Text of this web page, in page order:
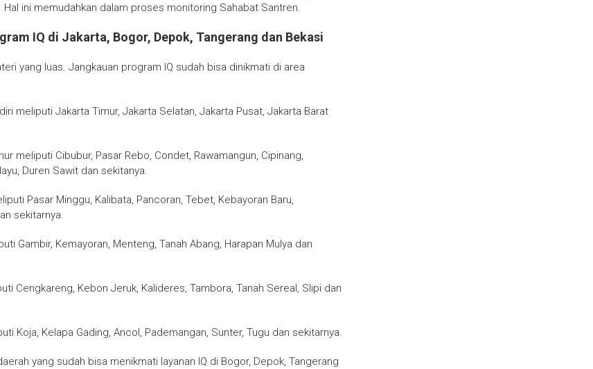
Hal ini memudahkan dalam proses monitoring Sahabat Santren.
IQ di Jakarta, Bogor, Depok, Tangerang dan Bekasi
yang luas. Jangkauan program IQ sudah bisa dinikmati di area
meliputi Jakarta Timur, Jakarta Selatan, Jakarta Pusat, Jakarta Barat
meliputi Cibubur, Pasar Rebo, Condet, Rawamangun, Cipinang,
Duren Sawit dan sekitanya.
Pasar Minggu, Kalibata, Pancoran, Tebet, Kebayoran Baru,
sekitarnya.
Gambir, Kemayoran, Menteng, Tanah Abang, Harapan Mulya dan
Cengkareng, Kebon Jeruk, Kalideres, Tambora, Tanah Sereal, Slipi dan
Koja, Kelapa Gading, Ancol, Pademangan, Sunter, Tugu dan sekitarnya.
yang sudah bisa menikmati layanan IQ di Bogor, Depok, Tangerang